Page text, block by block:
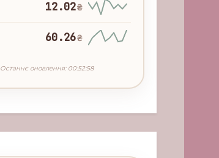
12.02₴
60.26₴
Останнє оновлення: 00:52:58